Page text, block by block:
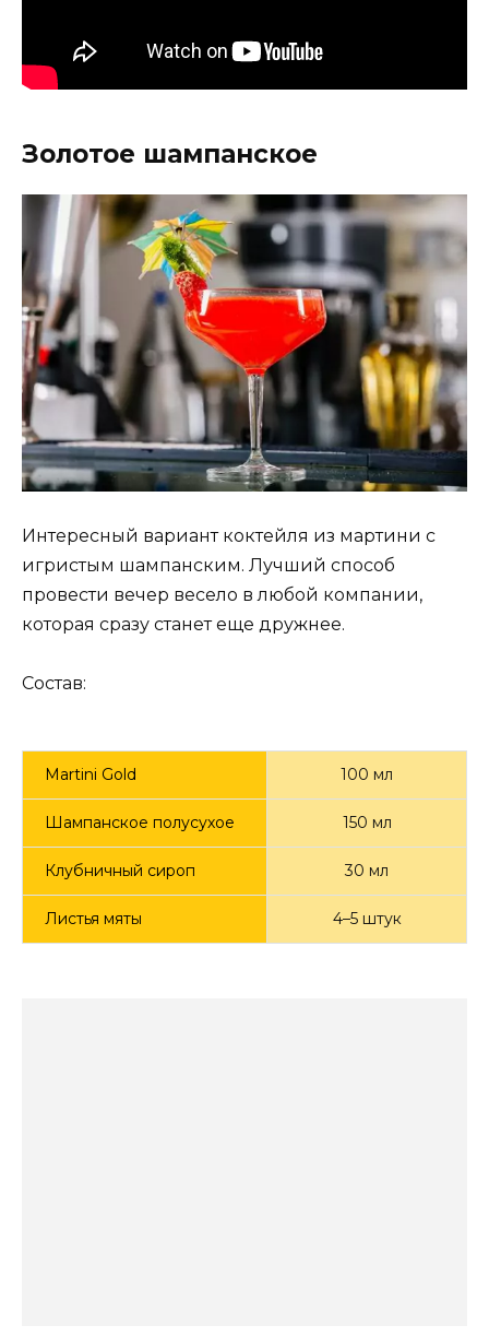
Золотое шампанское
Интересный вариант коктейля из мартини с
игристым шампанским. Лучший способ
провести вечер весело в любой компании,
которая сразу станет еще дружнее.
Состав:
Martini Gold 100 мл
Шампанское полусухое 150 мл
Клубничный сироп 30 мл
Листья мяты 4–5 штук